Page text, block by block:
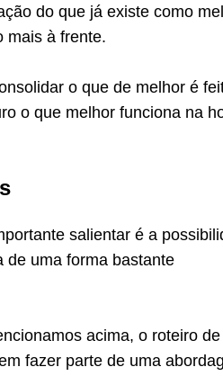
do que já existe como
mais à frente.
o que de melhor é
o que melhor funciona na
salientar é a
de uma forma bastante
acima, o roteiro de
fazer parte de uma